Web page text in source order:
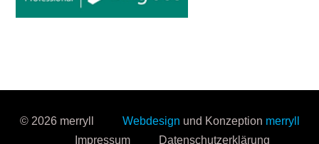
© 2026 merryll Webdesign und Konzeption merryll
Impressum
Datenschutzerklärung